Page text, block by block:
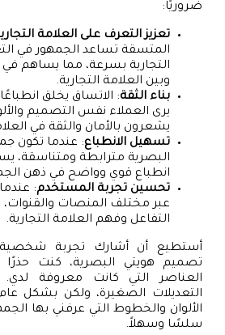
ضروريًا:
تعزيز التعرف على العلامة
المتسقة تساعد الجمهور في
التجارية بسرعة، مما يساهم في
وبين العلامة التجارية.
بناء الثقة: الاتساق يخلق انطباعًا
يرى العملاء نفس التصميم
يشعرون بالأمان والثقة في
تسهيل الانطباع: عندما تكون
البصرية مترابطة ومتناسقة،
انطباع قوي وواضح في ذهن
تحسين تجربة المستخدم:
عبر مختلف المنصات
التفاعل وفهم العلامة التجارية.
أستطيع أن أشارك تجربة
تصميم هويتي البصرية، كنت
العناصر التي كانت معروفة
التعديلات الصغيرة، ولكن بشكل
الألوان والخطوط التي عرفني بها
سلسًا وسهلاً.